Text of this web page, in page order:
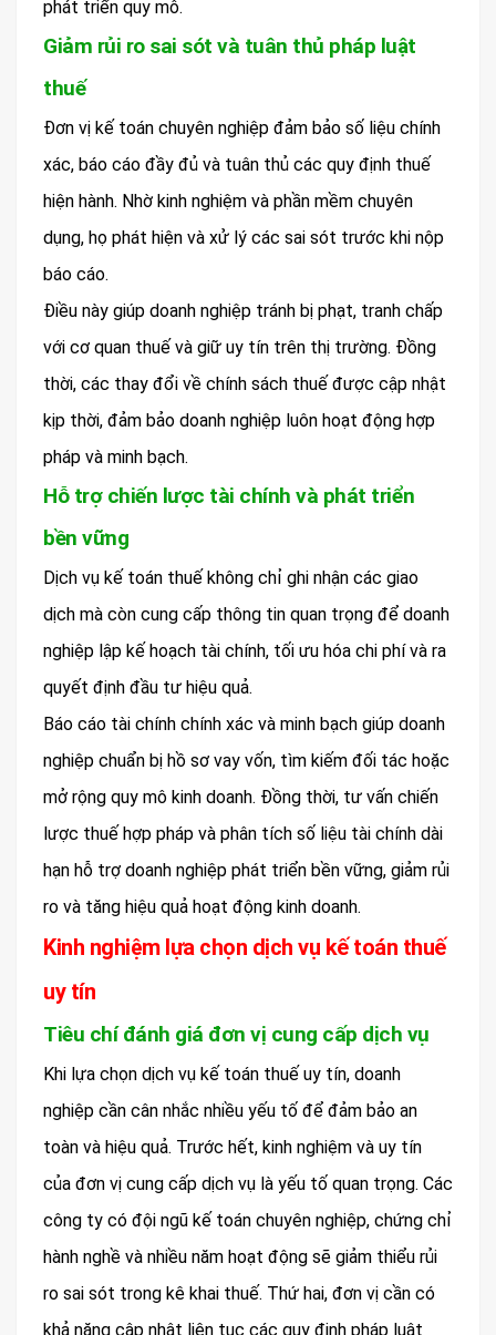
phát triển quy mô.
Giảm rủi ro sai sót và tuân thủ pháp luật
thuế
Đơn vị kế toán chuyên nghiệp đảm bảo số liệu chính
xác, báo cáo đầy đủ và tuân thủ các quy định thuế
hiện hành. Nhờ kinh nghiệm và phần mềm chuyên
dụng, họ phát hiện và xử lý các sai sót trước khi nộp
báo cáo.
Điều này giúp doanh nghiệp tránh bị phạt, tranh chấp
với cơ quan thuế và giữ uy tín trên thị trường. Đồng
thời, các thay đổi về chính sách thuế được cập nhật
kịp thời, đảm bảo doanh nghiệp luôn hoạt động hợp
pháp và minh bạch.
Hỗ trợ chiến lược tài chính và phát triển
bền vững
Dịch vụ kế toán thuế không chỉ ghi nhận các giao
dịch mà còn cung cấp thông tin quan trọng để doanh
nghiệp lập kế hoạch tài chính, tối ưu hóa chi phí và ra
quyết định đầu tư hiệu quả.
Báo cáo tài chính chính xác và minh bạch giúp doanh
nghiệp chuẩn bị hồ sơ vay vốn, tìm kiếm đối tác hoặc
mở rộng quy mô kinh doanh. Đồng thời, tư vấn chiến
lược thuế hợp pháp và phân tích số liệu tài chính dài
hạn hỗ trợ doanh nghiệp phát triển bền vững, giảm rủi
ro và tăng hiệu quả hoạt động kinh doanh.
Kinh nghiệm lựa chọn dịch vụ kế toán thuế
uy tín
Tiêu chí đánh giá đơn vị cung cấp dịch vụ
Khi lựa chọn dịch vụ kế toán thuế uy tín, doanh
nghiệp cần cân nhắc nhiều yếu tố để đảm bảo an
toàn và hiệu quả. Trước hết, kinh nghiệm và uy tín
của đơn vị cung cấp dịch vụ là yếu tố quan trọng. Các
công ty có đội ngũ kế toán chuyên nghiệp, chứng chỉ
hành nghề và nhiều năm hoạt động sẽ giảm thiểu rủi
ro sai sót trong kê khai thuế. Thứ hai, đơn vị cần có
khả năng cập nhật liên tục các quy định pháp luật